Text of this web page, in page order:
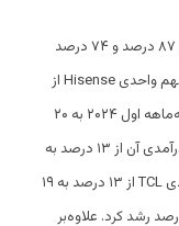
«درآمد شرکت‌های Hisense و TCL به ترتیب ۸۷ درصد و ۷۴ درصد
نسبت به سال گذشته افزایش یافته است. سهم واحدی Hisense از
بازار تلویزیون‌های پریمیوم از ۱۴ درصد در سه‌ماهه اول ۲۰۲۴ به ۲۰
درصد در سه‌ماهه اول ۲۰۲۵ رسید و سهم درآمدی آن از ۱۳ درصد به
۱۷ درصد افزایش یافت. همچنین، سهم واحدی TCL از ۱۳ درصد به ۱۹
و سهم درآمدی آن از ۱۳ درصد به ۱۶ درصد رشد کرد. علاوه‌بر